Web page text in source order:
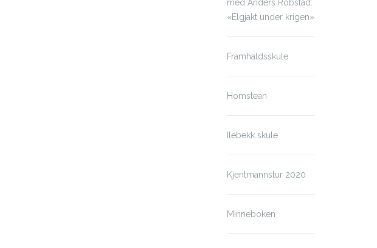
med Anders Robstad:
«Elgjakt under krigen»
Framhaldsskule
Homstean
Ilebekk skule
Kjentmannstur 2020
Minneboken